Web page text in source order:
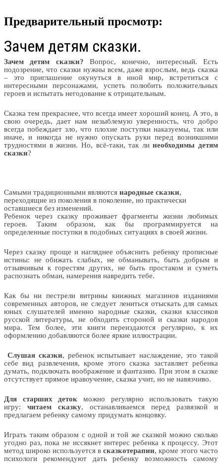
Предварительный просмотр:
Зачем детям сказки.
Зачем детям сказки? Вопрос, конечно, интересный. Есть
подозрение, что сказки нужны всем, даже взрослым, ведь сказка
– это приглашение окунуться в иной мир, встретиться с
интересными персонажами, успеть полюбить положительных
героев и испытать негодование к отрицательным.
Сказка тем прекраснее, что всегда имеет хороший конец. А это, в
свою очередь, дает нам незыблемую уверенность, что добро
всегда побеждает зло, что плохие поступки наказуемы, так или
иначе, и никогда не нужно опускать руки перед возникшими
трудностями в жизни. Но, всё-таки, так линеобходимы детям
сказки?
Самыми традиционными являются народные сказки,
переходящие из поколения в поколение, но практически
оставшиеся без изменений.
Ребенок через сказку проживает фрагменты жизни любимых
героев. Таким образом, как бы программируется на
определенные поступки в подобных ситуациях в своей жизни.
Через сказку проще и нагляднее объяснить ребенку прописные
истины: не обижать слабых, не обманывать, быть добрым и
отзывчивым к горестям других, не быть простаком и суметь
распознать обман, намерения навредить тебе.
Как бы ни пестрели витрины книжных магазинов изданиями
современных авторов, не следует лениться отыскать для самых
юных слушателей именно народные сказки, сказки классиков
русской литературы, не обходить стороной и сказки народов
мира. Тем более, эти книги переиздаются регулярно, к их
оформлению добавляются более яркие иллюстрации.
Слушая сказки, ребенок испытывает наслаждение, это такой
себе вид развлечения, кроме этого сказка заставляет ребенка
думать, подключать воображение и фантазию. При этом в сказке
отсутствует прямое нравоучение, сказка учит, но не навязчиво.
Для старших деток можно регулярно использовать такую
игру: читаем сказку, останавливаемся перед развязкой и
предлагаем ребенку самому придумать концовку.
Играть таким образом с одной и той же сказкой можно сколько
угодно раз, пока не иссякнет интерес ребенка к процессу. Этот
метод широко используется в сказкотерапии, кроме этого часто
психологи рекомендуют дать ребенку возможность самому